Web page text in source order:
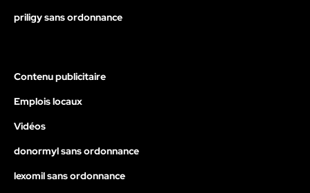
priligy sans ordonnance
Contenu publicitaire
Emplois locaux
Vidéos
donormyl sans ordonnance
lexomil sans ordonnance